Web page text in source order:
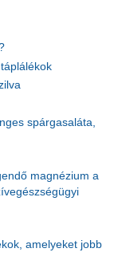
spárgasaláta,
magnézium a
amelyeket jobb